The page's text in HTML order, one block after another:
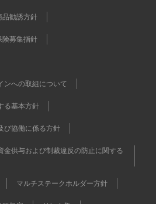
品勧誘方針
険募集指針
ンへの取組について
る基本方針
び協働に係る方針
金供与および制裁違反の防止に関する
マルチステークホルダー方針